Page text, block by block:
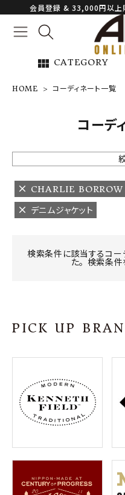
会員登録 & 33,000円以上
view_module CATEGORY
NEW ARRIVAL
ARCH EXCLUSIVE
BRAND
CATEGORY
プライバシーポリシー
特定商取引法について
お問い合わせ
OFFICIAL WEB SITE
HOME コーディネート一覧
コーデ
CHARLIE BORROW
デニムジャケット
検索条件に該当するコー
た。 検索条件
PICK UP